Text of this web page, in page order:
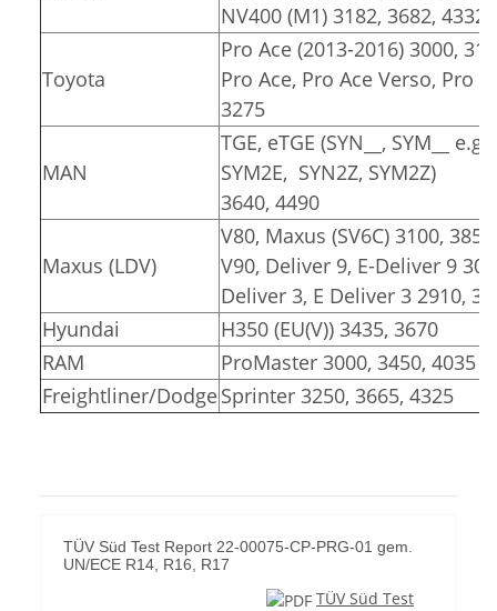
NV400 (M1) 3182, 3682, 4332
Toyota
Pro Ace (2013-2016) 3000,
Pro Ace, Pro Ace Verso, Pro
3275
MAN
TGE, eTGE (SYN__, SYM__
SYM2E, SYN2Z, SYM2Z)
3640, 4490
Maxus (LDV)
V80, Maxus (SV6C) 3100, 3850
V90, Deliver 9, E-Deliver 9
Deliver 3, E Deliver 3 2910,
Hyundai
H350 (EU(V)) 3435, 3670
RAM
ProMaster 3000, 3450, 4035
Freightliner/DodgeSprinter 3250, 3665, 4325
TÜV Süd Test Report 22-00075-CP-PRG-01 gem.
UN/ECE R14, R16, R17
TÜV Süd Test